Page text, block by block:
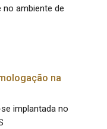
ambiente de
na
implantada no